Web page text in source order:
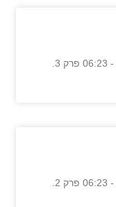
דן וסבתא- סדרה חדשה - פרק 3 06:11 - 06:23 פרק 3.
דן וסבתא- סדרה חדשה - פרק 2 06:11 - 06:23 פרק 2.